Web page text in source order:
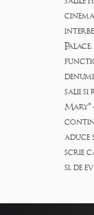
salii si
Mary"
aduce
scrie
si, de